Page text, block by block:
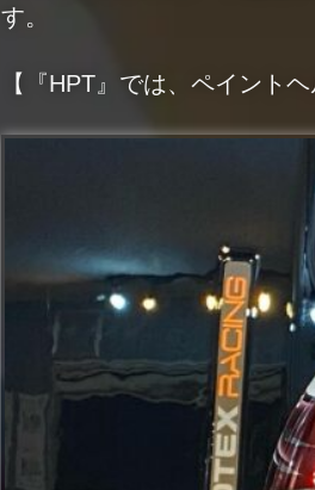
す。
【『HPT』では、ペイント